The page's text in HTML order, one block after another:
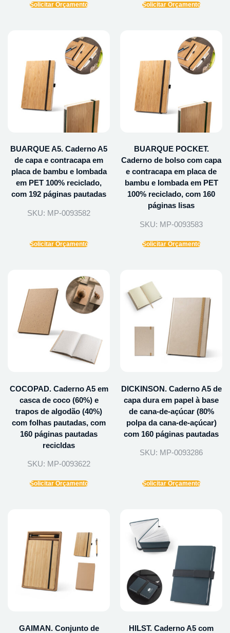
Solicitar Orçamento Solicitar Orçamento
BUARQUE A5. Caderno A5
de capa e contracapa em
placa de bambu e lombada
em PET 100% reciclado,
com 192 páginas pautadas
SKU: MP-0093582
Solicitar Orçamento
BUARQUE POCKET.
Caderno de bolso com capa
e contracapa em placa de
bambu e lombada em PET
100% reciclado, com 160
páginas lisas
SKU: MP-0093583
Solicitar Orçamento
COCOPAD. Caderno A5 em
casca de coco (60%) e
trapos de algodão (40%)
com folhas pautadas, com
160 páginas pautadas
recicldas
SKU: MP-0093622
Solicitar Orçamento
DICKINSON. Caderno A5 de
capa dura em papel à base
de cana-de-açúcar (80%
polpa da cana-de-açúcar)
com 160 páginas pautadas
SKU: MP-0093286
Solicitar Orçamento
GAIMAN. Conjunto de
HILST. Caderno A5 com